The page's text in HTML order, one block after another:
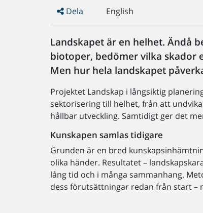
Dela English
Landskapet är en helhet. Ändå
biotoper, bedömer vilka
Men hur hela landskapet
Projektet Landskap i långsiktig
sektorisering till helhet, från att
hållbar utveckling. Samtidigt ger det
Kunskapen samlas tidigare
Grunden är en bred
olika händer. Resultatet –
lång tid och i många sammanhang.
dess förutsättningar redan från start –